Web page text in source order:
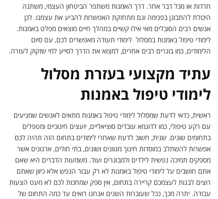
חרדות או מכל דבר אחר. דרך האמנות משתפר הביטחון העצמי, משתנה
היכולת להתבונן בפנימה וגם מתחזקת האפשרות להביע את עצמנו. לכן
אנשים רבים הסובלים מאי אילו קשיים במהלך חיים מוצאים מפלט באמנות.
לימודי טיפול באמנות במסלול לימודי תעודה מאפשרים לכם, עם סיום
הלימודים, כמו בוגרים רבים אחרים, למצוא את הדרך לסייע למי שזקוק לעזרה.
עתיד מקצועי בעזרת מסלול
לימודי טיפול באמנות
ראשית, כדאי לדעת שמסלול לימודי טיפול באמנות מתאים לאנשים שמגיעים
עם רקע טיפולי, כמו לדוגמא עובדים סוציאליים, יועצים חינוכיים ומטפלים
בתחומים שונים. שנית, חשוב לדעת שאחרי לימודים בתחום הזה תהיה לכם
אפשרות להשתלב במוסדות חינוך מגוונים ושונים, בתי חולים, ארגונים אשר
מספקים תמיכה נפשית לילדים ולמבוגרים ועוד. משמעות הדברים היא שאם
אתם חושבים על לימודי טיפול באמנות לא רק עבור הנפש אלא כיוון שאתם
רוצים לבנות לעצמכם קריירה בתחום, אין ספק שמחכות לכם לא מעט הצעות
עבודה. יתרה מכך, ככל שעוברות השנים אנחנו רואים עד כמה התחום של